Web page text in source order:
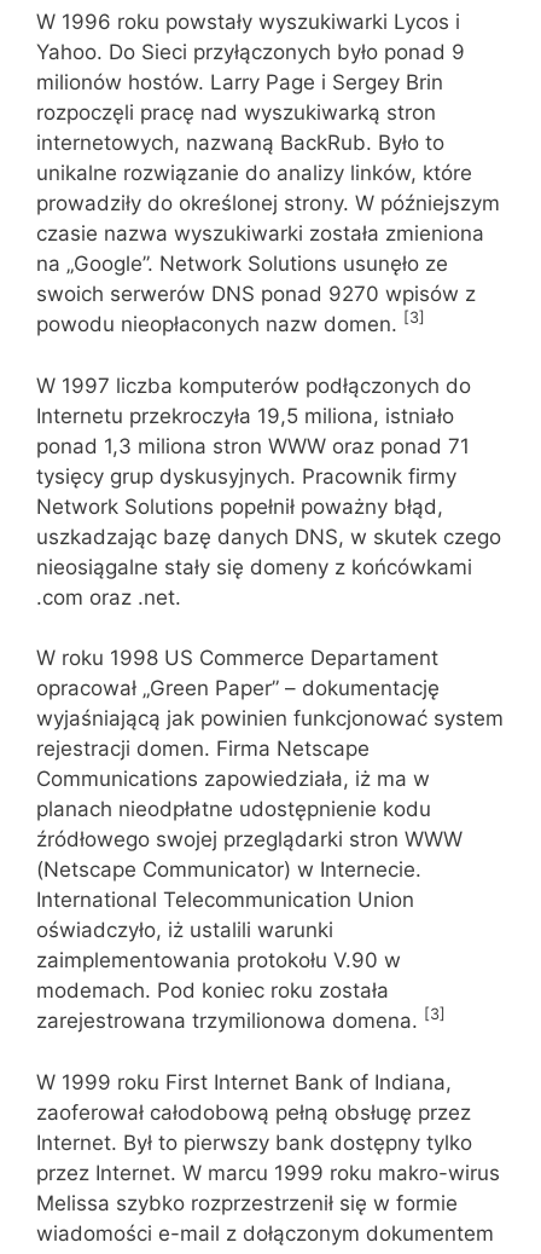
W 1996 roku powstały wyszukiwarki Lycos i
Yahoo. Do Sieci przyłączonych było ponad 9
milionów hostów. Larry Page i Sergey Brin
rozpoczęli pracę nad wyszukiwarką stron
internetowych, nazwaną BackRub. Było to
unikalne rozwiązanie do analizy linków, które
prowadziły do określonej strony. W późniejszym
czasie nazwa wyszukiwarki została zmieniona
na „Google”. Network Solutions usunęło ze
swoich serwerów DNS ponad 9270 wpisów z
powodu nieopłaconych nazw domen. [3]
W 1997 liczba komputerów podłączonych do
Internetu przekroczyła 19,5 miliona, istniało
ponad 1,3 miliona stron WWW oraz ponad 71
tysięcy grup dyskusyjnych. Pracownik firmy
Network Solutions popełnił poważny błąd,
uszkadzając bazę danych DNS, w skutek czego
nieosiągalne stały się domeny z końcówkami
.com oraz .net.
W roku 1998 US Commerce Departament
opracował „Green Paper” – dokumentację
wyjaśniającą jak powinien funkcjonować system
rejestracji domen. Firma Netscape
Communications zapowiedziała, iż ma w
planach nieodpłatne udostępnienie kodu
źródłowego swojej przeglądarki stron WWW
(Netscape Communicator) w Internecie.
International Telecommunication Union
oświadczyło, iż ustalili warunki
zaimplementowania protokołu V.90 w
modemach. Pod koniec roku została
zarejestrowana trzymilionowa domena. [3]
W 1999 roku First Internet Bank of Indiana,
zaoferował całodobową pełną obsługę przez
Internet. Był to pierwszy bank dostępny tylko
przez Internet. W marcu 1999 roku makro-wirus
Melissa szybko rozprzestrzenił się w formie
wiadomości e-mail z dołączonym dokumentem